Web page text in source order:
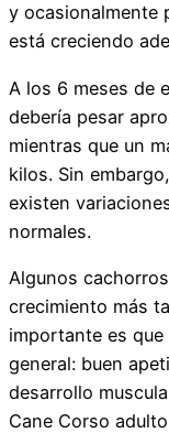
y ocasionalmente
está creciendo
A los 6 meses de
debería pesar
mientras que un
kilos. Sin
existen
normales.
Algunos
crecimiento más
importante es
general: buen
desarrollo
Cane Corso